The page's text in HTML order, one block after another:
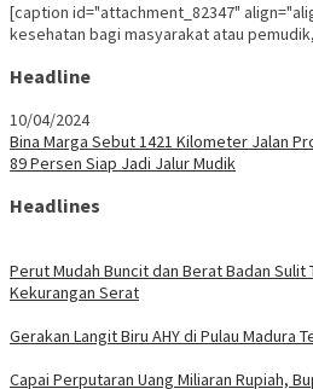
[caption id="attachment_82347"
kesehatan bagi masyarakat atau
Headline
10/04/2024
Bina Marga Sebut 1421 Kilometer Jalan
89 Persen Siap Jadi Jalur Mudik
Headlines
Perut Mudah Buncit dan Berat Badan Sulit
Kekurangan Serat
Gerakan Langit Biru AHY di Pulau Madura
Capai Perputaran Uang Miliaran Rupiah,